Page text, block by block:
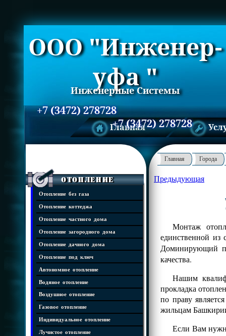
ООО "Инженер-
уфа "
Инженерные Системы
+7 (3472) 278728
+7 (3472) 278728
Главная
Отопление
Отопление без газа
Отопление коттеджа
Отопление частного дома
Отопление загородного дома
Отопление дачного дома
Отопление под ключ
Автономное отопление
Водяное отопление
Воздушное отопление
Газовое отопление
Индивидуальное отопление
Лучистое отопление
Главная Города
Предыдующая
Монтаж
единственной из
Доминирующий
качества.
Нашим
прокладка
по праву
жильцам
Если Вам